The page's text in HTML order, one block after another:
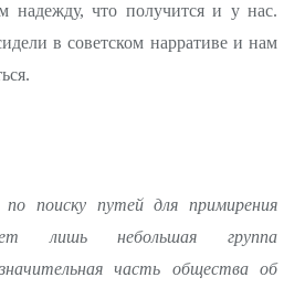
надежду, что получится и у нас.
в советском нарративе и нам
поиску путей для примирения
лишь небольшая группа
часть общества об